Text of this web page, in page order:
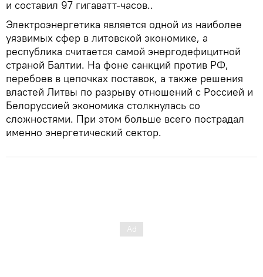
и составил 97 гигаватт-часов..
Электроэнергетика является одной из наиболее
уязвимых сфер в литовской экономике, а
республика считается самой энергодефицитной
страной Балтии. На фоне санкций против РФ,
перебоев в цепочках поставок, а также решения
властей Литвы по разрыву отношений с Россией и
Белоруссией экономика столкнулась со
сложностями. При этом больше всего пострадал
именно энергетический сектор.